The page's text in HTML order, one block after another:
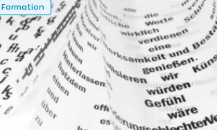
Formation